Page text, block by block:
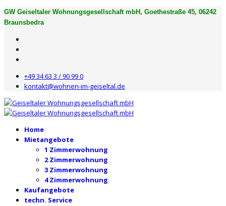
GW Geiseltaler Wohnungsgesellschaft mbH, Goethestraße 45, 06242
Braunsbedra
+49 34 63 3 / 90 99 0
kontakt@wohnen-im-geiseltal.de
Home
Mietangebote
1 Zimmerwohnung
2 Zimmerwohnung
3 Zimmerwohnung
4 Zimmerwohnung
Kaufangebote
techn. Service